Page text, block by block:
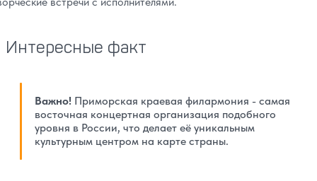
Интересные факт
Важно! Приморская краевая филармония - самая
восточная концертная организация подобного
уровня в России, что делает её уникальным
культурным центром на карте страны.